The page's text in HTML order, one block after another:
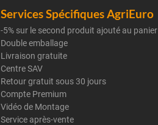
Services Spécifiques AgriEuro
-5% sur le second produit ajouté au panier
Double emballage
Livraison gratuite
Centre SAV
Retour gratuit sous 30 jours
Compte Premium
Vidéo de Montage
Service après-vente